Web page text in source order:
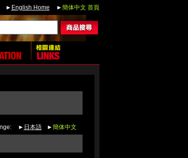
► English Home ►簡体中文 首頁
► 日本語 ►簡体中文